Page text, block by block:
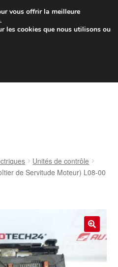
à partir de 7 EUR
de 9 h à 16 h
Unités de contrôle
de Servitude Moteur) L08-00
🔍
vous offrir la meilleure
les cookies que nous utilisons ou